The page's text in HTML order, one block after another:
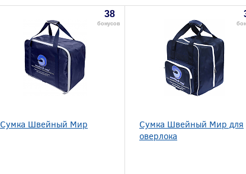
38
бонусов
Сумка Швейный Мир
Сумка Швейный Мир для
оверлока